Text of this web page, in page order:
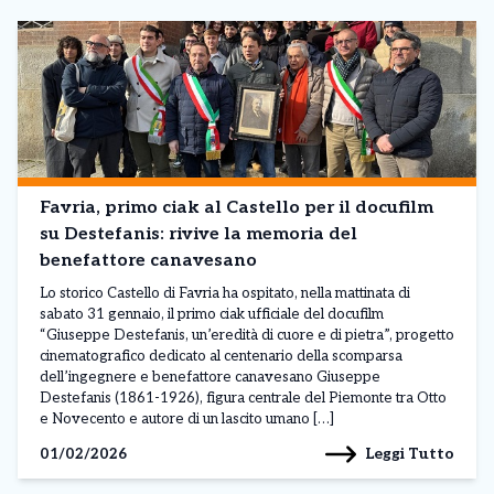
Favria, primo ciak al Castello per il docufilm
su Destefanis: rivive la memoria del
benefattore canavesano
Lo storico Castello di Favria ha ospitato, nella mattinata di
sabato 31 gennaio, il primo ciak ufficiale del docufilm
“Giuseppe Destefanis, un’eredità di cuore e di pietra”, progetto
cinematografico dedicato al centenario della scomparsa
dell’ingegnere e benefattore canavesano Giuseppe
Destefanis (1861-1926), figura centrale del Piemonte tra Otto
e Novecento e autore di un lascito umano […]
01/02/2026
Leggi Tutto